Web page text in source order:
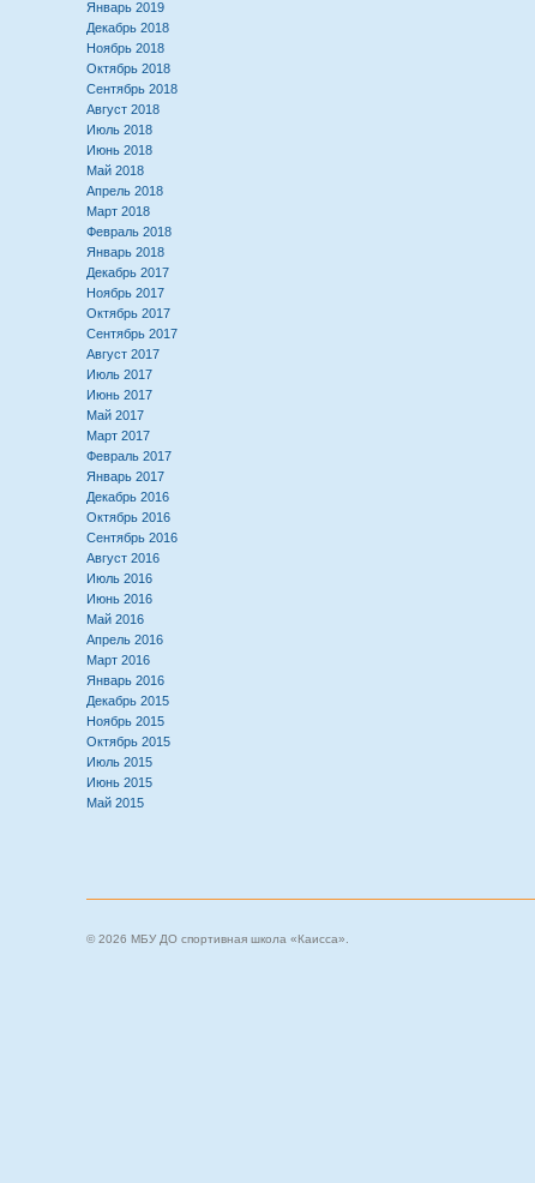
Январь 2019
Декабрь 2018
Ноябрь 2018
Октябрь 2018
Сентябрь 2018
Август 2018
Июль 2018
Июнь 2018
Май 2018
Апрель 2018
Март 2018
Февраль 2018
Январь 2018
Декабрь 2017
Ноябрь 2017
Октябрь 2017
Сентябрь 2017
Август 2017
Июль 2017
Июнь 2017
Май 2017
Март 2017
Февраль 2017
Январь 2017
Декабрь 2016
Октябрь 2016
Сентябрь 2016
Август 2016
Июль 2016
Июнь 2016
Май 2016
Апрель 2016
Март 2016
Январь 2016
Декабрь 2015
Ноябрь 2015
Октябрь 2015
Июль 2015
Июнь 2015
Май 2015
© 2026 МБУ ДО спортивная школа «Каисса».